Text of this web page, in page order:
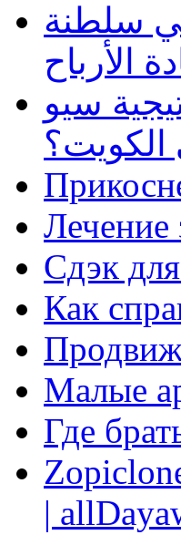
سلطنة
الأرباح
سيو
Лечение
Сдэк
Как
Малые
Где
|